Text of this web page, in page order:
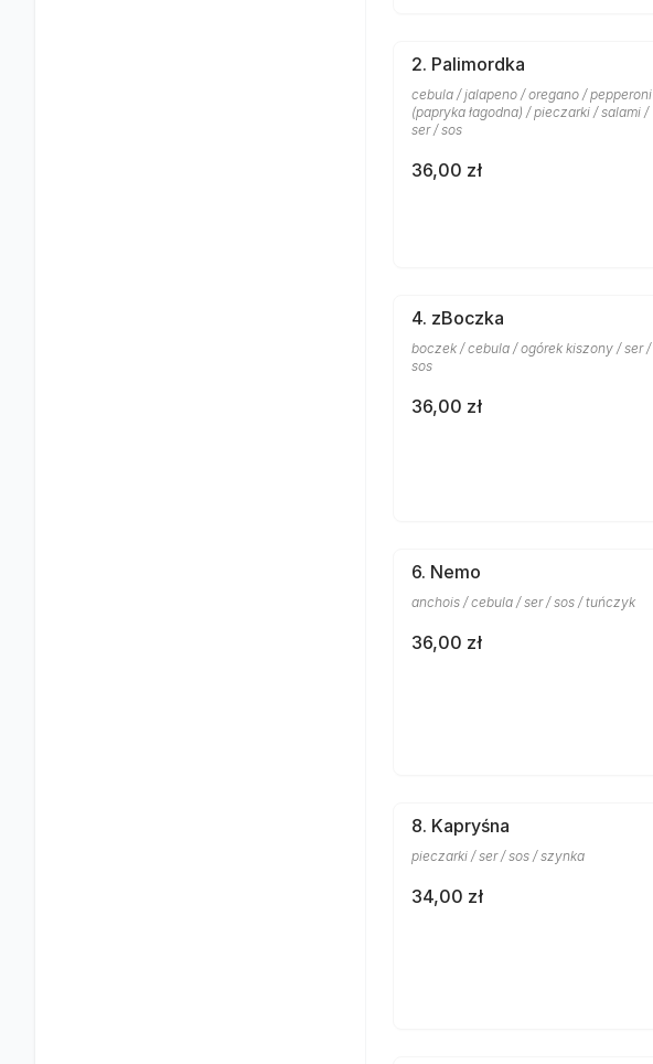
2. Palimordka
cebula / jalapeno / oregano / pepperoni
(papryka łagodna) / pieczarki / salami /
ser / sos
36,00 zł
4. zBoczka
boczek / cebula / ogórek kiszony / ser /
sos
36,00 zł
6. Nemo
anchois / cebula / ser / sos / tuńczyk
36,00 zł
8. Kapryśna
pieczarki / ser / sos / szynka
34,00 zł